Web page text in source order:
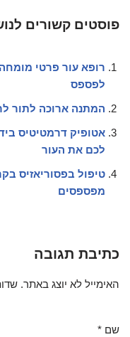
פוסטים קשורים
רופא עור פרטי
לפספס
המתנה ארוכה לתור
אטופיק דרמטיטיס
לכם את העור
טיפול בפסוריאזיס
מפספסים
כתיבת תגובה
האימייל לא יוצג באתר.
שם *